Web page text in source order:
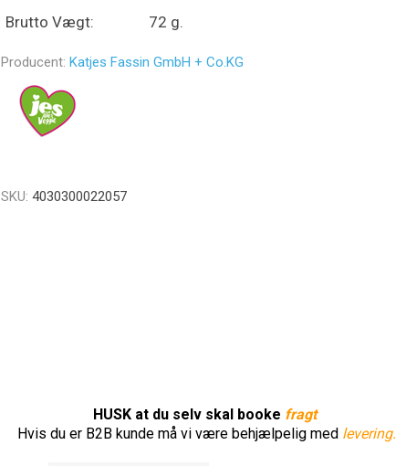
Brutto Vægt: 72 g.
Producent: Katjes Fassin GmbH + Co.KG
SKU: 4030300022057
HUSK at du selv skal booke fragt
Hvis du er B2B kunde må vi være behjælpelig med levering.